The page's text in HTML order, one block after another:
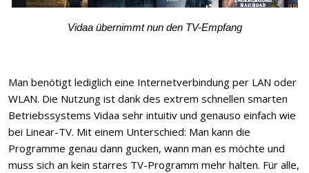
Vidaa übernimmt nun den TV-Empfang
Man benötigt lediglich eine Internetverbindung per LAN oder
WLAN. Die Nutzung ist dank des extrem schnellen smarten
Betriebssystems Vidaa sehr intuitiv und genauso einfach wie
bei Linear-TV. Mit einem Unterschied: Man kann die
Programme genau dann gucken, wann man es möchte und
muss sich an kein starres TV-Programm mehr halten. Für alle,